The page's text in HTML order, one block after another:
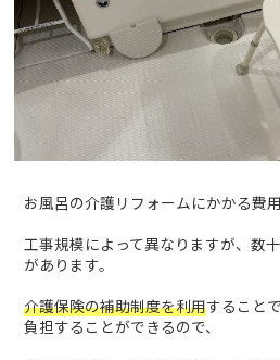
お風呂の介護リフォームにかかる費
工事規模によって異なりますが、数
があります。
介護保険の補助制度を利用すること
負担することができるので、